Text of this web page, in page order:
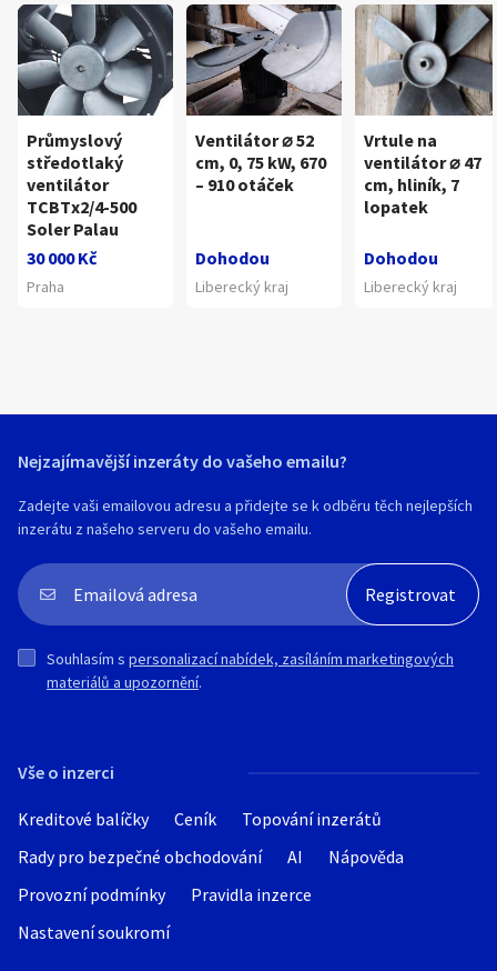
Průmyslový
středotlaký
ventilátor
TCBTx2/4-500
Soler Palau
30 000 Kč
Praha
Ventilátor ⌀ 52
cm, 0, 75 kW, 670
– 910 otáček
Dohodou
Liberecký kraj
Vrtule na
ventilátor ⌀ 47
cm, hliník, 7
lopatek
Dohodou
Liberecký kraj
Vše o inzerci
Kreditové balíčky Ceník
Topování inzerátů
Rady pro bezpečné obchodování
AI
Nápověda
Provozní podmínky
Pravidla inzerce
Nastavení soukromí
Nejzajímavější inzeráty do vašeho emailu?
Zadejte vaši emailovou adresu a přidejte se k odběru těch nejlepších
inzerátu z našeho serveru do vašeho emailu.
Souhlasím s personalizací nabídek, zasíláním marketingových
materiálů a upozornění.